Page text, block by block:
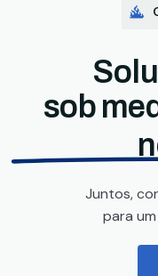
sob
Juntos,
para